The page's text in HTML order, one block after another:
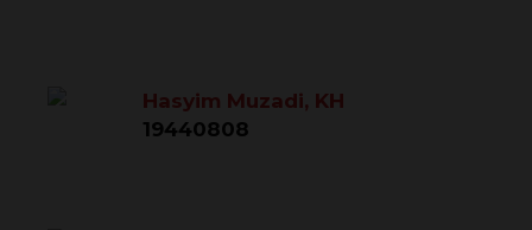
Hasyim Muzadi, KH
19440808